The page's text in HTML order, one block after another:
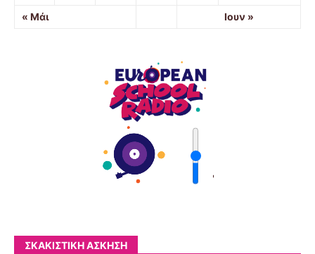
« Μάι Ιουν »
'
ΣΚΑΚΙΣΤΙΚΉ ΆΣΚΗΣΗ